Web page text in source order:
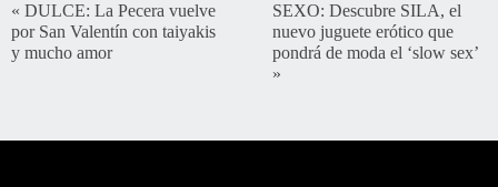
« DULCE: La Pecera vuelve
por San Valentín con taiyakis
y mucho amor
SEXO: Descubre SILA, el
nuevo juguete erótico que
pondrá de moda el ‘slow sex’
»